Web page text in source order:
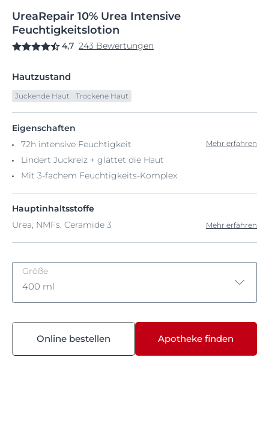
UreaRepair 10% Urea Intensive
Feuchtigkeitslotion
4,7 243 Bewertungen
Hautzustand
Juckende Haut Trockene Haut
Eigenschaften
72h intensive Feuchtigkeit
Lindert Juckreiz + glättet die Haut
Mit 3-fachem Feuchtigkeits-Komplex
Mehr erfahren
Hauptinhaltsstoffe
Urea, NMFs, Ceramide 3
Mehr erfahren
Größe
400 ml
400 ml
Online bestellen Apotheke finden